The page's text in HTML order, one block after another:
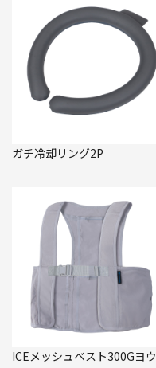
ガチ冷却リング2P
ICEメッシュベスト300Gヨウ